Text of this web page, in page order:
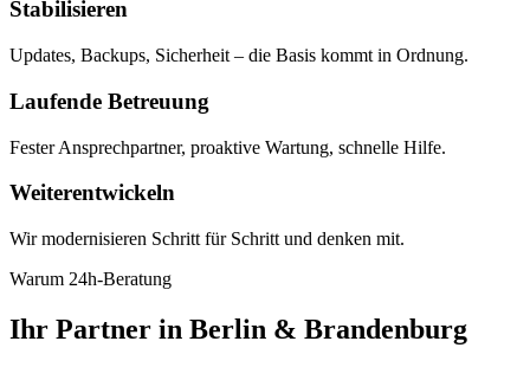
Stabilisieren
Updates, Backups, Sicherheit – die Basis kommt in Ordnung.
Laufende Betreuung
Fester Ansprechpartner, proaktive Wartung, schnelle Hilfe.
Weiterentwickeln
Wir modernisieren Schritt für Schritt und denken mit.
Warum 24h-Beratung
Ihr Partner in Berlin & Brandenburg